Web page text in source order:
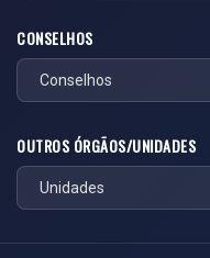
CONSELHOS
OUTROS ÓRGÃOS/UNIDADES